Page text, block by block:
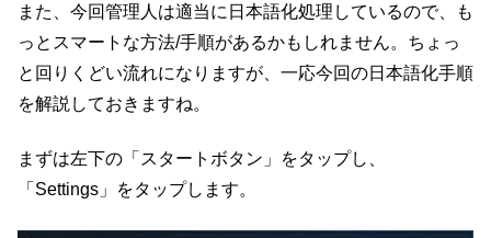
また、今回管理人は適当に日本語化処理しているので、も
っとスマートな方法/手順があるかもしれません。ちょっ
と回りくどい流れになりますが、一応今回の日本語化手順
を解説しておきますね。
まずは左下の「スタートボタン」をタップし、
「Settings」をタップします。